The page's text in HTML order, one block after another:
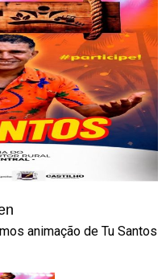
animação de Tu Santos